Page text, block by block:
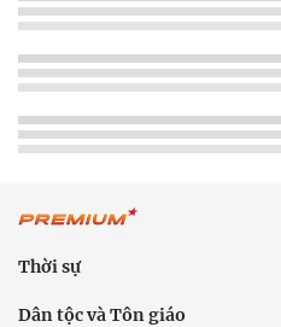
Thời sự
Dân tộc và Tôn giáo